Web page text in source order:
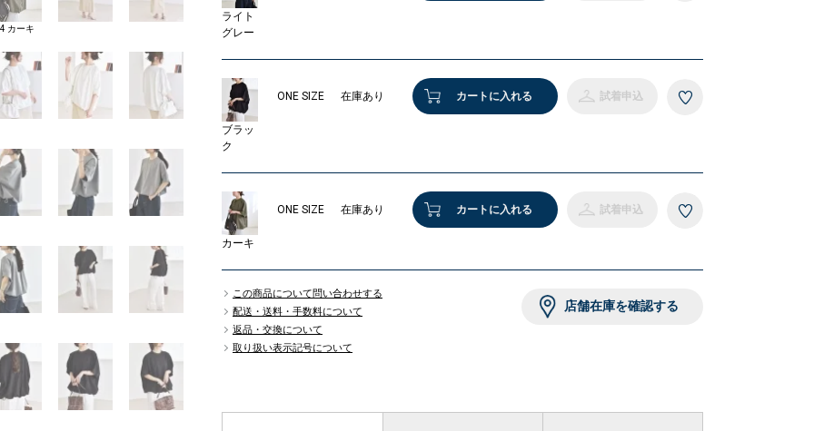
カーキ
ライト
グレー
ブラッ
ク
ONE SIZE 在庫あり カートに入れる 試着申込
カーキ
ONE SIZE 在庫あり カートに入れる 試着申込
この商品について問い合わせする
配送・送料・手数料について
返品・交換について
取り扱い表示記号について
店舗在庫を確認する